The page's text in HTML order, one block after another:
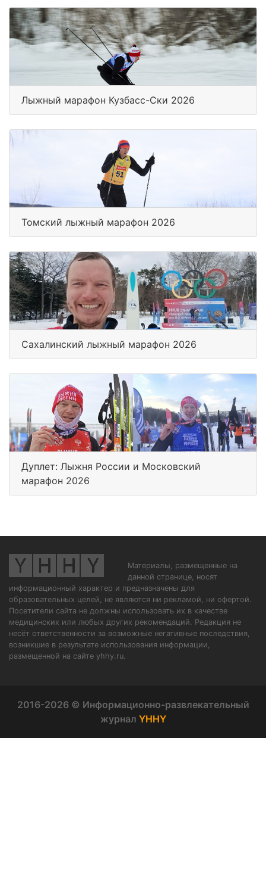
Лыжный марафон Кузбасс-Ски 2026
Томский лыжный марафон 2026
Сахалинский лыжный марафон 2026
Дуплет: Лыжня России и Московский
марафон 2026
Материалы, размещенные на
данной странице, носят
информационный характер и предназначены для
образовательных целей, не являются ни рекламой, ни офертой.
Посетители сайта не должны использовать их в качестве
медицинских или любых других рекомендаций. Редакция не
несёт ответственности за возможные негативные последствия,
возникшие в результате использования информации,
размещенной на сайте yhhy.ru.
2016-2026 © Информационно-развлекательный
журнал YHHY